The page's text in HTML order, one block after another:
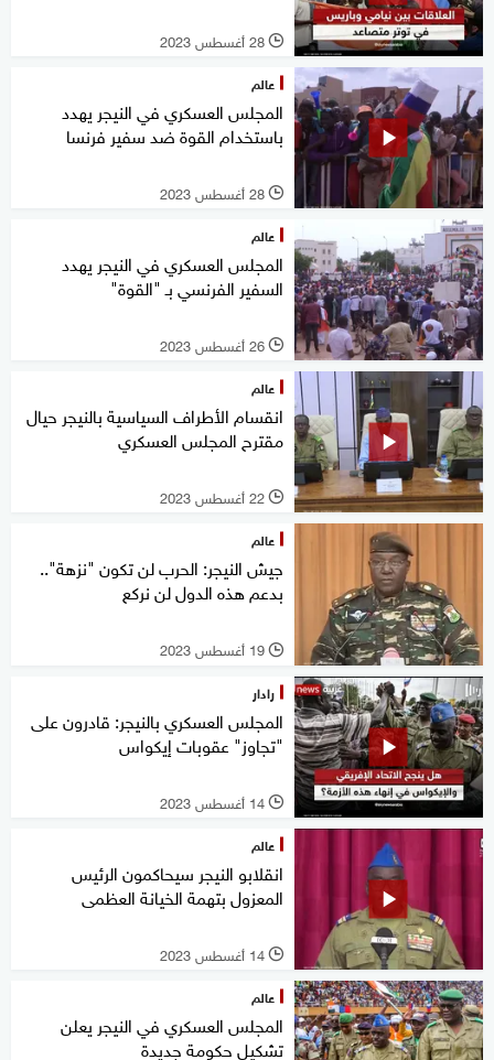
l 28 أغسطس 2023
عالم
المجلس العسكري في النيجر يهدد
باستخدام القوة ضد سفير فرنسا
l 28 أغسطس 2023
عالم
المجلس العسكري في النيجر يهدد
السفير الفرنسي بـ "القوة"
l 26 أغسطس 2023
عالم
انقسام الأطراف السياسية بالنيجر حيال
مقترح المجلس العسكري
l 22 أغسطس 2023
عالم
جيش النيجر: الحرب لن تكون "نزهة"..
بدعم هذه الدول لن نركع
l 19 أغسطس 2023
رادار
المجلس العسكري بالنيجر: قادرون على
"تجاوز" عقوبات إيكواس
l 14 أغسطس 2023
عالم
انقلابو النيجر سيحاكمون الرئيس
المعزول بتهمة الخيانة العظمى
l 14 أغسطس 2023
عالم
المجلس العسكري في النيجر يعلن
تشكيل حكومة جديدة